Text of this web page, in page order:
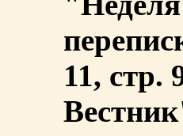
11, стр.